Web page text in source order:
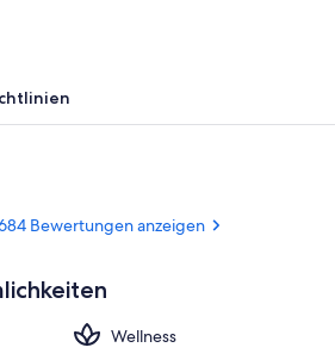
Frühstück, Mittagessen,
Bewertungen anzeigen
Wellness